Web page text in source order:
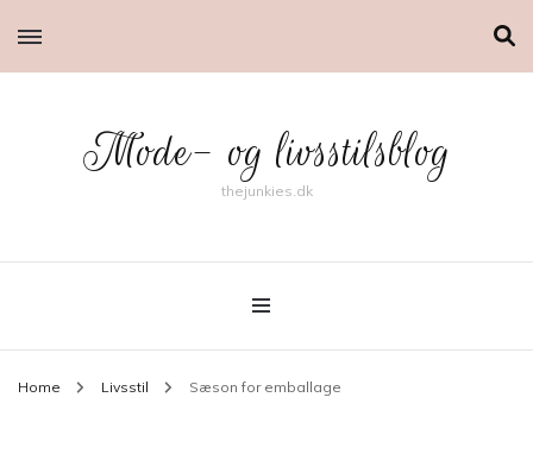
Mode- og livsstilsblog
thejunkies.dk
Home Livsstil Sæson for emballage